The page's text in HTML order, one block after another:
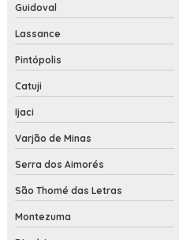
Guidoval
Lassance
Pintópolis
Catuji
Ijaci
Varjão de Minas
Serra dos Aimorés
São Thomé das Letras
Montezuma